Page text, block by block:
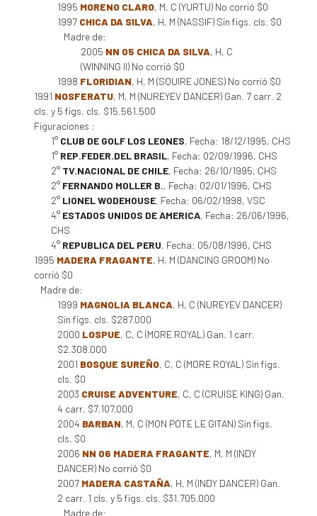
1995 MORENO CLARO, M, C (YURTU) No corrió $0
1997 CHICA DA SILVA, H, M (NASSIF) Sin figs. cls. $0
Madre de:
2005 NN 05 CHICA DA SILVA, H, C
(WINNING II) No corrió $0
1998 FLORIDIAN, H, M (SQUIRE JONES) No corrió $0
1991 NOSFERATU, M, M (NUREYEV DANCER) Gan. 7 carr. 2
cls. y 5 figs. cls. $15.561.500
Figuraciones :
1° CLUB DE GOLF LOS LEONES, Fecha: 18/12/1995, CHS
1° REP.FEDER.DEL BRASIL, Fecha: 02/09/1996, CHS
2° TV.NACIONAL DE CHILE, Fecha: 26/10/1995, CHS
2° FERNANDO MOLLER B., Fecha: 02/01/1996, CHS
2° LIONEL WODEHOUSE, Fecha: 06/02/1998, VSC
4° ESTADOS UNIDOS DE AMERICA, Fecha: 26/06/1996,
CHS
4° REPUBLICA DEL PERU, Fecha: 05/08/1996, CHS
1995 MADERA FRAGANTE, H, M (DANCING GROOM) No
corrió $0
Madre de:
1999 MAGNOLIA BLANCA, H, C (NUREYEV DANCER)
Sin figs. cls. $287.000
2000 LOSPUE, C, C (MORE ROYAL) Gan. 1 carr.
$2.308.000
2001 BOSQUE SUREÑO, C, C (MORE ROYAL) Sin figs.
cls. $0
2003 CRUISE ADVENTURE, C, C (CRUISE KING) Gan.
4 carr. $7.107.000
2004 BARBAN, M, C (MON POTE LE GITAN) Sin figs.
cls. $0
2006 NN 06 MADERA FRAGANTE, M, M (INDY
DANCER) No corrió $0
2007 MADERA CASTAÑA, H, M (INDY DANCER) Gan.
2 carr. 1 cls. y 5 figs. cls. $31.705.000
Madre de: